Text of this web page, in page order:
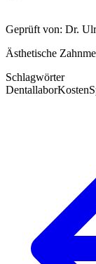
Geprüft von: Dr.
Ästhetische
Schlagwörter
DentallaborKosten